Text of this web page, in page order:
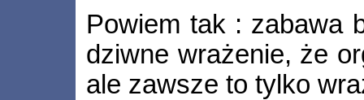
Powiem tak : zabawa
dziwne wrażenie, że
ale zawsze to tylko